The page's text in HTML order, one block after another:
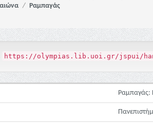
Ραμπαγάς
https://olympias.lib.uoi.gr/jspui/
Ραμπαγάς: